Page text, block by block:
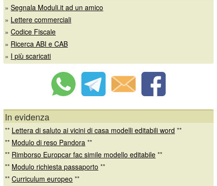
»Segnala Moduli.it ad un amico
» Lettere commerciali
»Codice Fiscale
» Ricerca ABI e CAB
» I più scaricati
In evidenza
** Lettera di saluto ai vicini di casa modelli editabili word **
** Modulo di reso Pandora **
** Rimborso Europcar fac simile modello editabile **
** Modulo richiesta passaporto **
**Curriculum europeo **